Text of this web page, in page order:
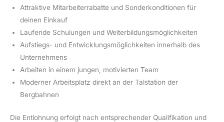
Attraktive Mitarbeiterrabatte und Sonderkonditionen für
deinen Einkauf
Laufende Schulungen und Weiterbildungsmöglichkeiten
Aufstiegs- und Entwicklungsmöglichkeiten innerhalb des
Unternehmens
Arbeiten in einem jungen, motivierten Team
Moderner Arbeitsplatz direkt an der Talstation der
Bergbahnen
Die Entlohnung erfolgt nach entsprechender Qualifikation und